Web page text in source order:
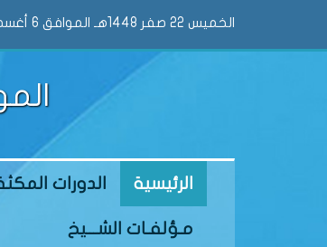
الخميس 22 صفر 1448هـ الموافق 6 أغسطس 2026م
الرئيسية الدورات
مـؤلفـات الشـــيخ